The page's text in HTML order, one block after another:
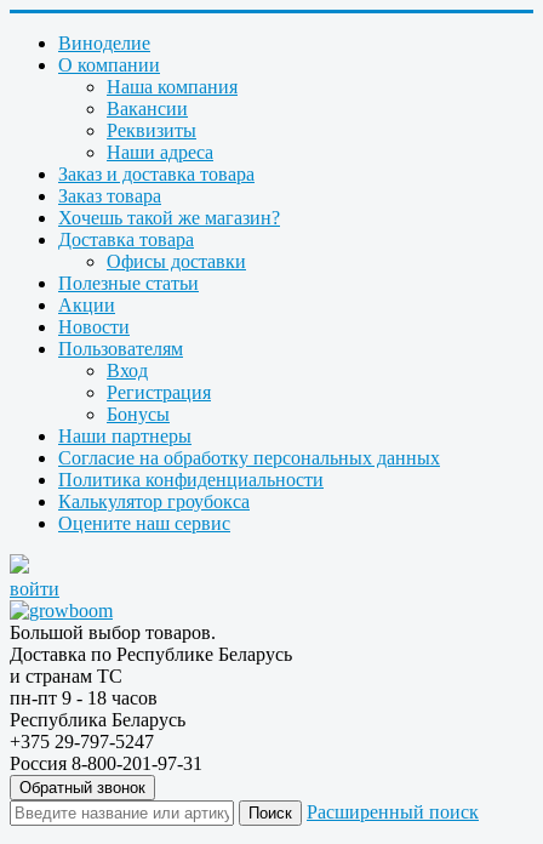
Виноделие
О компании
Наша компания
Вакансии
Реквизиты
Наши адреса
Заказ и доставка товара
Заказ товара
Хочешь такой же магазин?
Доставка товара
Офисы доставки
Полезные статьи
Акции
Новости
Пользователям
Вход
Регистрация
Бонусы
Наши партнеры
Согласие на обработку персональных данных
Политика конфиденциальности
Калькулятор гроубокса
Оцените наш сервис
войти
Большой выбор товаров.
Доставка по Республике Беларусь
и странам ТС
пн-пт 9 - 18 часов
Республика Беларусь
+375 29-797-5247
Россия 8-800-201-97-31
Обратный звонок
Расширенный поиск